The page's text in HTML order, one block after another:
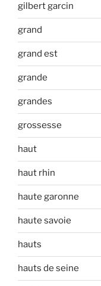
gilbert garcin
grand
grand est
grande
grandes
grossesse
haut
haut rhin
haute garonne
haute savoie
hauts
hauts de seine